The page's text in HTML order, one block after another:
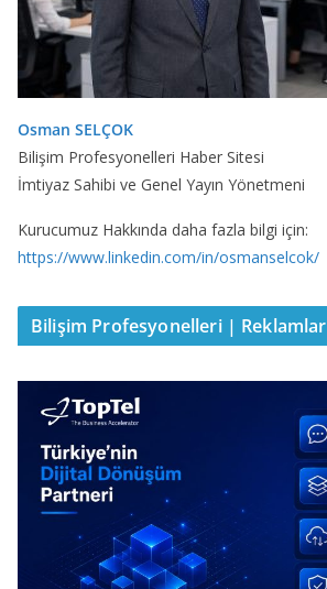
Osman SELÇOK
Bilişim Profesyonelleri Haber Sitesi
İmtiyaz Sahibi ve Genel Yayın Yönetmeni
Kurucumuz Hakkında daha fazla bilgi için:
https://www.linkedin.com/in/osmanselcok/
Bilişim Profesyonelleri | Reklamlar